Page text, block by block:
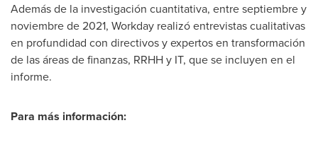
Además de la investigación cuantitativa, entre septiembre y
noviembre de 2021, Workday realizó entrevistas cualitativas
en profundidad con directivos y expertos en transformación
de las áreas de finanzas, RRHH y IT, que se incluyen en el
informe.
Para más información: